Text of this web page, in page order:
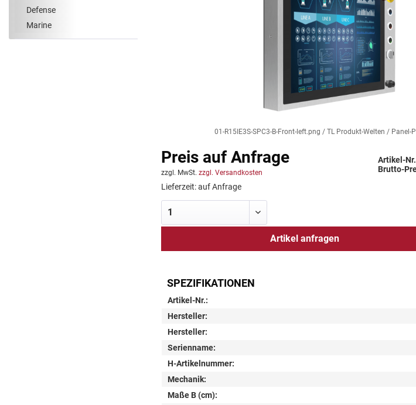
Defense
Marine
01-R15IE3S-SPC3-B-Front-left.png / TL Produkt-Welten /
Artikel-
Brutto-
Preis auf Anfrage
zzgl. MwSt. zzgl. Versandkosten
Lieferzeit: auf Anfrage
Artikel anfragen
SPEZIFIKATIONEN
Artikel-Nr.:
Hersteller:
Hersteller:
Serienname:
H-Artikelnummer:
Mechanik:
Maße B (cm):